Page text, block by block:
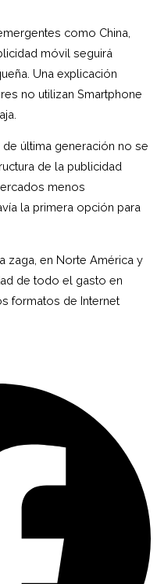
como China,
móvil seguirá
Una explicación
no utilizan Smartphone
última generación no se
de la publicidad
menos
la primera opción para
zaga, en Norte América y
de todo el gasto en
formatos de Internet